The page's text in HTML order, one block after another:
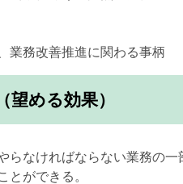
業務改善推進に関わる事柄​
める効果）​
らなければならない業務の一
とができる。